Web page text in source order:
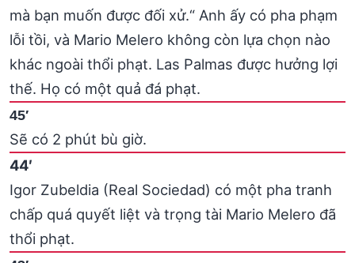
mà bạn muốn được đối xử.“ Anh ấy có pha phạm
lỗi tồi, và Mario Melero không còn lựa chọn nào
khác ngoài thổi phạt. Las Palmas được hưởng lợi
thế. Họ có một quả đá phạt.
45′
Sẽ có 2 phút bù giờ.
44′
Igor Zubeldia (Real Sociedad) có một pha tranh
chấp quá quyết liệt và trọng tài Mario Melero đã
thổi phạt.